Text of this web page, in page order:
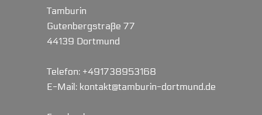
Tamburin
Gutenbergstraße 77
44139 Dortmund
Telefon: +491738953168
E-Mail: kontakt@tamburin-dortmund.de